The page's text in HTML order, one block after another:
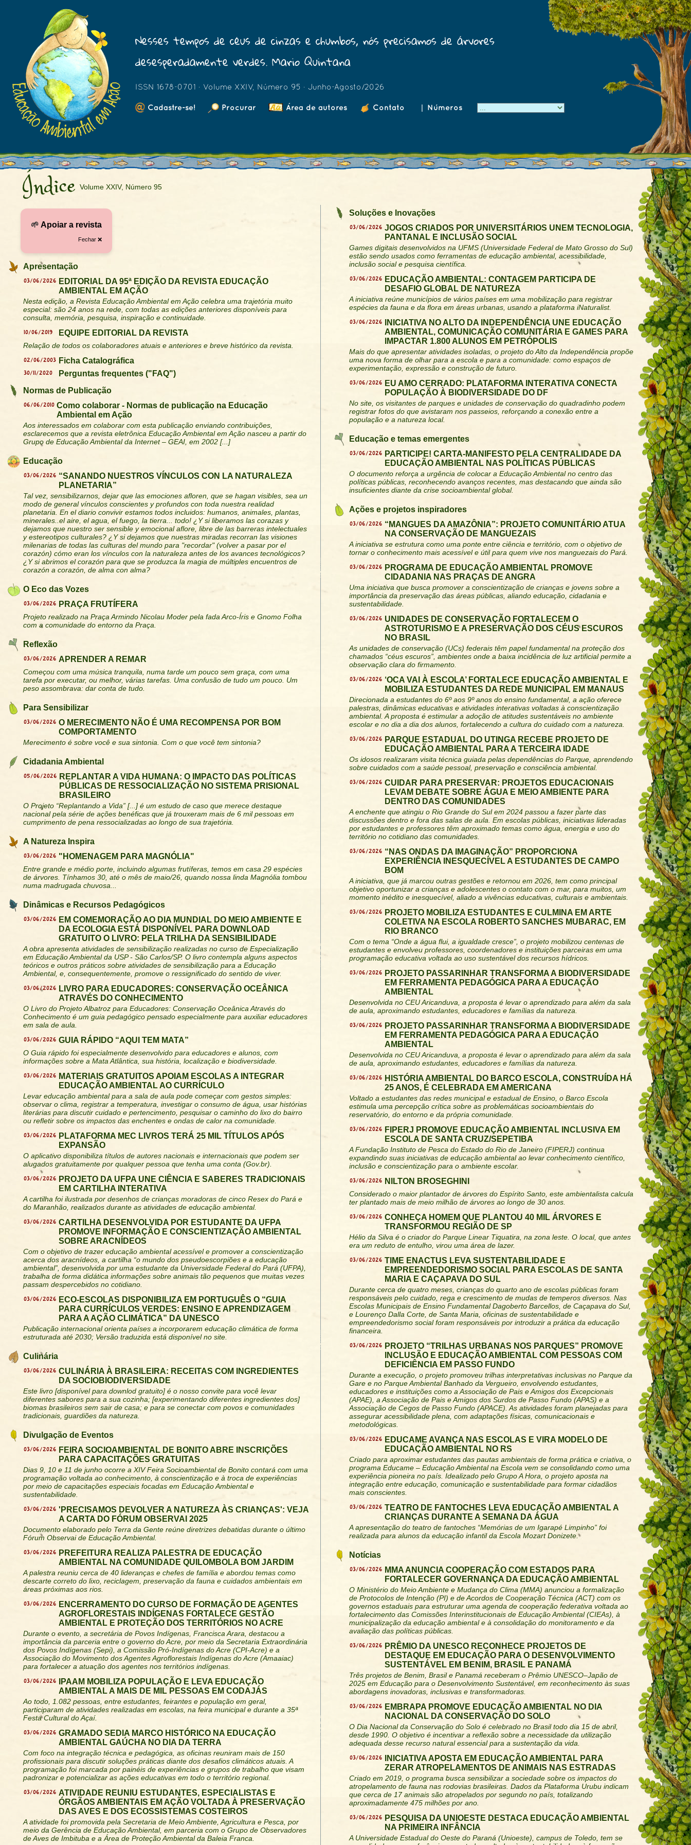
Nesses tempos de céus de cinzas e chumbos, nós precisamos de árvores
desesperadamente verdes. Mario Quintana
ISSN 1678-0701 · Volume XXIV, Número 95 · Junho-Agosto/2026
Cadastre-se! Procurar Área de autores Contato | Números
Índice Volume XXIV, Número 95
🌱 Apoiar a revista
Fechar ❌
Apresentação
03/06/2026 EDITORIAL DA 95ª EDIÇÃO DA REVISTA EDUCAÇÃO
AMBIENTAL EM AÇÃO
Nesta edição, a Revista Educação Ambiental em Ação celebra uma trajetória muito
especial: são 24 anos na rede, com todas as edições anteriores disponíveis para
consulta, memória, pesquisa, inspiração e continuidade.
10/06/2019 EQUIPE EDITORIAL DA REVISTA
Relação de todos os colaboradores atuais e anteriores e breve histórico da revista.
02/06/2003 Ficha Catalográfica
30/11/2020
Perguntas frequentes ("FAQ")
Normas de Publicação
06/06/2010 Como colaborar - Normas de publicação na Educação
Ambiental em Ação
Aos interessados em colaborar com esta publicação enviando contribuições,
esclarecemos que a revista eletrônica Educação Ambiental em Ação nasceu a partir do
Grupo de Educação Ambiental da Internet – GEAI, em 2002 [...]
Educação
03/06/2026 “SANANDO NUESTROS VÍNCULOS CON LA NATURALEZA
PLANETARIA”
Tal vez, sensibilizarnos, dejar que las emociones afloren, que se hagan visibles, sea un
modo de general vínculos conscientes y profundos con toda nuestra realidad
planetaria. En el diario convivir estamos todos incluidos: humanos, animales, plantas,
minerales..el aire, el agua, el fuego, la tierra... todo! ¿Y si liberamos las corazas y
dejamos que nuestro ser sensible y emocional aflore, libre de las barreras intelectuales
y estereotipos culturales? ¿Y si dejamos que nuestras miradas recorran las visiones
milenarias de todas las culturas del mundo para "recordar" (volver a pasar por el
corazón) cómo eran los vínculos con la naturaleza antes de los avances tecnológicos?
¿Y si abrimos el corazón para que se produzca la magia de múltiples encuentros de
corazón a corazón, de alma con alma?
O Eco das Vozes
03/06/2026 PRAÇA FRUTÍFERA
Projeto realizado na Praça Armindo Nicolau Moder pela fada Arco-Íris e Gnomo Folha
com a comunidade do entorno da Praça.
Reflexão
03/06/2026 APRENDER A REMAR
Começou com uma música tranquila, numa tarde um pouco sem graça, com uma
tarefa por executar, ou melhor, várias tarefas. Uma confusão de tudo um pouco. Um
peso assombrava: dar conta de tudo.
Para Sensibilizar
03/06/2026 O MERECIMENTO NÃO É UMA RECOMPENSA POR BOM
COMPORTAMENTO
Merecimento é sobre você e sua sintonia. Com o que você tem sintonia?
Cidadania Ambiental
05/06/2026 REPLANTAR A VIDA HUMANA: O IMPACTO DAS POLÍTICAS
PÚBLICAS DE RESSOCIALIZAÇÃO NO SISTEMA PRISIONAL
BRASILEIRO
O Projeto “Replantando a Vida” [...] é um estudo de caso que merece destaque
nacional pela série de ações benéficas que já trouxeram mais de 6 mil pessoas em
cumprimento de pena ressocializadas ao longo de sua trajetória.
A Natureza Inspira
03/06/2026 "HOMENAGEM PARA MAGNÓLIA"
Entre grande e médio porte, incluindo algumas frutíferas, temos em casa 29 espécies
de árvores. Tínhamos 30, até o mês de maio/26, quando nossa linda Magnólia tombou
numa madrugada chuvosa...
Dinâmicas e Recursos Pedagógicos
03/06/2026 EM COMEMORAÇÃO AO DIA MUNDIAL DO MEIO AMBIENTE E
DA ECOLOGIA ESTÁ DISPONÍVEL PARA DOWNLOAD
GRATUITO O LIVRO: PELA TRILHA DA SENSIBILIDADE
A obra apresenta atividades de sensibilização realizadas no curso de Especialização
em Educação Ambiental da USP - São Carlos/SP. O livro contempla alguns aspectos
teóricos e outros práticos sobre atividades de sensibilização para a Educação
Ambiental, e, consequentemente, promove o ressignificado do sentido de viver.
03/06/2026 LIVRO PARA EDUCADORES: CONSERVAÇÃO OCEÂNICA
ATRAVÉS DO CONHECIMENTO
O Livro do Projeto Albatroz para Educadores: Conservação Oceânica Através do
Conhecimento é um guia pedagógico pensado especialmente para auxiliar educadores
em sala de aula.
03/06/2026 GUIA RÁPIDO “AQUI TEM MATA”
O Guia rápido foi especialmente desenvolvido para educadores e alunos, com
informações sobre a Mata Atlântica, sua história, localização e biodiversidade.
03/06/2026 MATERIAIS GRATUITOS APOIAM ESCOLAS A INTEGRAR
EDUCAÇÃO AMBIENTAL AO CURRÍCULO
Levar educação ambiental para a sala de aula pode começar com gestos simples:
observar o clima, registrar a temperatura, investigar o consumo de água, usar histórias
literárias para discutir cuidado e pertencimento, pesquisar o caminho do lixo do bairro
ou refletir sobre os impactos das enchentes e ondas de calor na comunidade.
03/06/2026 PLATAFORMA MEC LIVROS TERÁ 25 MIL TÍTULOS APÓS
EXPANSÃO
O aplicativo disponibiliza títulos de autores nacionais e internacionais que podem ser
alugados gratuitamente por qualquer pessoa que tenha uma conta (Gov.br).
03/06/2026 PROJETO DA UFPA UNE CIÊNCIA E SABERES TRADICIONAIS
EM CARTILHA INTERATIVA
A cartilha foi ilustrada por desenhos de crianças moradoras de cinco Resex do Pará e
do Maranhão, realizados durante as atividades de educação ambiental.
03/06/2026 CARTILHA DESENVOLVIDA POR ESTUDANTE DA UFPA
PROMOVE INFORMAÇÃO E CONSCIENTIZAÇÃO AMBIENTAL
SOBRE ARACNÍDEOS
Com o objetivo de trazer educação ambiental acessível e promover a conscientização
acerca dos aracnídeos, a cartilha “o mundo dos pseudoescorpiões e a educação
ambiental”, desenvolvida por uma estudante da Universidade Federal do Pará (UFPA),
trabalha de forma didática informações sobre animais tão pequenos que muitas vezes
passam despercebidos no cotidiano.
03/06/2026 ECO-ESCOLAS DISPONIBILIZA EM PORTUGUÊS O “GUIA
PARA CURRÍCULOS VERDES: ENSINO E APRENDIZAGEM
PARA A AÇÃO CLIMÁTICA” DA UNESCO
Publicação internacional orienta países a incorporarem educação climática de forma
estruturada até 2030; Versão traduzida está disponível no site.
Culinária
03/06/2026 CULINÁRIA À BRASILEIRA: RECEITAS COM INGREDIENTES
DA SOCIOBIODIVERSIDADE
Este livro [disponível para downlod gratuito] é o nosso convite para você levar
diferentes sabores para a sua cozinha; [experimentando diferentes ingredientes dos]
biomas brasileiros sem sair de casa; e para se conectar com povos e comunidades
tradicionais, guardiões da natureza.
Divulgação de Eventos
03/06/2026 FEIRA SOCIOAMBIENTAL DE BONITO ABRE INSCRIÇÕES
PARA CAPACITAÇÕES GRATUITAS
Dias 9, 10 e 11 de junho ocorre a XIV Feira Socioambiental de Bonito contará com uma
programação voltada ao conhecimento, à conscientização e à troca de experiências
por meio de capacitações especiais focadas em Educação Ambiental e
sustentabilidade.
03/06/2026 'PRECISAMOS DEVOLVER A NATUREZA ÀS CRIANÇAS': VEJA
A CARTA DO FÓRUM OBSERVAI 2025
Documento elaborado pelo Terra da Gente reúne diretrizes debatidas durante o último
Fórum Observai de Educação Ambiental.
03/06/2026 PREFEITURA REALIZA PALESTRA DE EDUCAÇÃO
AMBIENTAL NA COMUNIDADE QUILOMBOLA BOM JARDIM
A palestra reuniu cerca de 40 lideranças e chefes de família e abordou temas como
descarte correto do lixo, reciclagem, preservação da fauna e cuidados ambientais em
áreas próximas aos rios.
03/06/2026 ENCERRAMENTO DO CURSO DE FORMAÇÃO DE AGENTES
AGROFLORESTAIS INDÍGENAS FORTALECE GESTÃO
AMBIENTAL E PROTEÇÃO DOS TERRITÓRIOS NO ACRE
Durante o evento, a secretária de Povos Indígenas, Francisca Arara, destacou a
importância da parceria entre o governo do Acre, por meio da Secretaria Extraordinária
dos Povos Indígenas (Sepi), a Comissão Pró-Indígenas do Acre (CPI-Acre) e a
Associação do Movimento dos Agentes Agroflorestais Indígenas do Acre (Amaaiac)
para fortalecer a atuação dos agentes nos territórios indígenas.
03/06/2026
IPAAM MOBILIZA POPULAÇÃO E LEVA EDUCAÇÃO
AMBIENTAL A MAIS DE MIL PESSOAS EM CODAJÁS
Ao todo, 1.082 pessoas, entre estudantes, feirantes e população em geral,
participaram de atividades realizadas em escolas, na feira municipal e durante a 35ª
Festa Cultural do Açaí.
03/06/2026 GRAMADO SEDIA MARCO HISTÓRICO NA EDUCAÇÃO
AMBIENTAL GAÚCHA NO DIA DA TERRA
Com foco na integração técnica e pedagógica, as oficinas reuniram mais de 150
profissionais para discutir soluções práticas diante dos desafios climáticos atuais. A
programação foi marcada por painéis de experiências e grupos de trabalho que visam
padronizar e potencializar as ações educativas em todo o território regional.
03/06/2026 ATIVIDADE REUNIU ESTUDANTES, ESPECIALISTAS E
ÓRGÃOS AMBIENTAIS EM AÇÃO VOLTADA À PRESERVAÇÃO
DAS AVES E DOS ECOSSISTEMAS COSTEIROS
A atividade foi promovida pela Secretaria de Meio Ambiente, Agricultura e Pesca, por
meio da Gerência de Educação Ambiental, em parceria com o Grupo de Observadores
de Aves de Imbituba e a Área de Proteção Ambiental da Baleia Franca.
Soluções e Inovações
03/06/2026 JOGOS CRIADOS POR UNIVERSITÁRIOS UNEM TECNOLOGIA,
PANTANAL E INCLUSÃO SOCIAL
Games digitais desenvolvidos na UFMS (Universidade Federal de Mato Grosso do Sul)
estão sendo usados como ferramentas de educação ambiental, acessibilidade,
inclusão social e pesquisa científica.
03/06/2026 EDUCAÇÃO AMBIENTAL: CONTAGEM PARTICIPA DE
DESAFIO GLOBAL DE NATUREZA
A iniciativa reúne municípios de vários países em uma mobilização para registrar
espécies da fauna e da flora em áreas urbanas, usando a plataforma iNaturalist.
03/06/2026
INICIATIVA NO ALTO DA INDEPENDÊNCIA UNE EDUCAÇÃO
AMBIENTAL, COMUNICAÇÃO COMUNITÁRIA E GAMES PARA
IMPACTAR 1.800 ALUNOS EM PETRÓPOLIS
Mais do que apresentar atividades isoladas, o projeto do Alto da Independência propõe
uma nova forma de olhar para a escola e para a comunidade: como espaços de
experimentação, expressão e construção de futuro.
03/06/2026 EU AMO CERRADO: PLATAFORMA INTERATIVA CONECTA
POPULAÇÃO À BIODIVERSIDADE DO DF
No site, os visitantes de parques e unidades de conservação do quadradinho podem
registrar fotos do que avistaram nos passeios, reforçando a conexão entre a
população e a natureza local.
Educação e temas emergentes
03/06/2026 PARTICIPE! CARTA-MANIFESTO PELA CENTRALIDADE DA
EDUCAÇÃO AMBIENTAL NAS POLÍTICAS PÚBLICAS
O documento reforça a urgência de colocar a Educação Ambiental no centro das
políticas públicas, reconhecendo avanços recentes, mas destacando que ainda são
insuficientes diante da crise socioambiental global.
Ações e projetos inspiradores
03/06/2026 “MANGUES DA AMAZÔNIA”: PROJETO COMUNITÁRIO ATUA
NA CONSERVAÇÃO DE MANGUEZAIS
A iniciativa se estrutura como uma ponte entre ciência e território, com o objetivo de
tornar o conhecimento mais acessível e útil para quem vive nos manguezais do Pará.
03/06/2026 PROGRAMA DE EDUCAÇÃO AMBIENTAL PROMOVE
CIDADANIA NAS PRAÇAS DE ANGRA
Uma iniciativa que busca promover a conscientização de crianças e jovens sobre a
importância da preservação das áreas públicas, aliando educação, cidadania e
sustentabilidade.
03/06/2026 UNIDADES DE CONSERVAÇÃO FORTALECEM O
ASTROTURISMO E A PRESERVAÇÃO DOS CÉUS ESCUROS
NO BRASIL
As unidades de conservação (UCs) federais têm papel fundamental na proteção dos
chamados “céus escuros”, ambientes onde a baixa incidência de luz artificial permite a
observação clara do firmamento.
03/06/2026 ‘OCA VAI À ESCOLA’ FORTALECE EDUCAÇÃO AMBIENTAL E
MOBILIZA ESTUDANTES DA REDE MUNICIPAL EM MANAUS
Direcionada a estudantes do 6º aos 9º anos do ensino fundamental, a ação oferece
palestras, dinâmicas educativas e atividades interativas voltadas à conscientização
ambiental. A proposta é estimular a adoção de atitudes sustentáveis no ambiente
escolar e no dia a dia dos alunos, fortalecendo a cultura do cuidado com a natureza.
03/06/2026 PARQUE ESTADUAL DO UTINGA RECEBE PROJETO DE
EDUCAÇÃO AMBIENTAL PARA A TERCEIRA IDADE
Os idosos realizaram visita técnica guiada pelas dependências do Parque, aprendendo
sobre cuidados com a saúde pessoal, preservação e consciência ambiental.
03/06/2026 CUIDAR PARA PRESERVAR: PROJETOS EDUCACIONAIS
LEVAM DEBATE SOBRE ÁGUA E MEIO AMBIENTE PARA
DENTRO DAS COMUNIDADES
A enchente que atingiu o Rio Grande do Sul em 2024 passou a fazer parte das
discussões dentro e fora das salas de aula. Em escolas públicas, iniciativas lideradas
por estudantes e professores têm aproximado temas como água, energia e uso do
território no cotidiano das comunidades.
03/06/2026 “NAS ONDAS DA IMAGINAÇÃO” PROPORCIONA
EXPERIÊNCIA INESQUECÍVEL A ESTUDANTES DE CAMPO
BOM
A iniciativa, que já marcou outras gestões e retornou em 2026, tem como principal
objetivo oportunizar a crianças e adolescentes o contato com o mar, para muitos, um
momento inédito e inesquecível, aliado a vivências educativas, culturais e ambientais.
03/06/2026 PROJETO MOBILIZA ESTUDANTES E CULMINA EM ARTE
COLETIVA NA ESCOLA ROBERTO SANCHES MUBARAC, EM
RIO BRANCO
Com o tema “Onde a água flui, a igualdade cresce”, o projeto mobilizou centenas de
estudantes e envolveu professores, coordenadores e instituições parceiras em uma
programação educativa voltada ao uso sustentável dos recursos hídricos.
03/06/2026 PROJETO PASSARINHAR TRANSFORMA A BIODIVERSIDADE
EM FERRAMENTA PEDAGÓGICA PARA A EDUCAÇÃO
AMBIENTAL
Desenvolvida no CEU Aricanduva, a proposta é levar o aprendizado para além da sala
de aula, aproximando estudantes, educadores e famílias da natureza.
03/06/2026 PROJETO PASSARINHAR TRANSFORMA A BIODIVERSIDADE
EM FERRAMENTA PEDAGÓGICA PARA A EDUCAÇÃO
AMBIENTAL
Desenvolvida no CEU Aricanduva, a proposta é levar o aprendizado para além da sala
de aula, aproximando estudantes, educadores e famílias da natureza.
03/06/2026 HISTÓRIA AMBIENTAL DO BARCO ESCOLA, CONSTRUÍDA HÁ
25 ANOS, É CELEBRADA EM AMERICANA
Voltado a estudantes das redes municipal e estadual de Ensino, o Barco Escola
estimula uma percepção crítica sobre as problemáticas socioambientais do
reservatório, do entorno e da própria comunidade.
03/06/2026 FIPERJ PROMOVE EDUCAÇÃO AMBIENTAL INCLUSIVA EM
ESCOLA DE SANTA CRUZ/SEPETIBA
A Fundação Instituto de Pesca do Estado do Rio de Janeiro (FIPERJ) continua
expandindo suas iniciativas de educação ambiental ao levar conhecimento científico,
inclusão e conscientização para o ambiente escolar.
03/06/2026 NILTON BROSEGHINI
Considerado o maior plantador de árvores do Espírito Santo, este ambientalista calcula
ter plantado mais de meio milhão de árvores ao longo de 30 anos.
03/06/2026 CONHEÇA HOMEM QUE PLANTOU 40 MIL ÁRVORES E
TRANSFORMOU REGIÃO DE SP
Hélio da Silva é o criador do Parque Linear Tiquatira, na zona leste. O local, que antes
era um reduto de entulho, virou uma área de lazer.
03/06/2026 TIME ENACTUS LEVA SUSTENTABILIDADE E
EMPREENDEDORISMO SOCIAL PARA ESCOLAS DE SANTA
MARIA E CAÇAPAVA DO SUL
Durante cerca de quatro meses, crianças do quarto ano de escolas públicas foram
responsáveis pelo cuidado, rega e crescimento de mudas de temperos diversos. Nas
Escolas Municipais de Ensino Fundamental Dagoberto Barcellos, de Caçapava do Sul,
e Lourenço Dalla Corte, de Santa Maria, oficinas de sustentabilidade e
empreendedorismo social foram responsáveis por introduzir a prática da educação
financeira.
03/06/2026 PROJETO “TRILHAS URBANAS NOS PARQUES” PROMOVE
INCLUSÃO E EDUCAÇÃO AMBIENTAL COM PESSOAS COM
DEFICIÊNCIA EM PASSO FUNDO
Durante a execução, o projeto promoveu trilhas interpretativas inclusivas no Parque da
Gare e no Parque Ambiental Banhado da Vergueiro, envolvendo estudantes,
educadores e instituições como a Associação de Pais e Amigos dos Excepcionais
(APAE), a Associação de Pais e Amigos dos Surdos de Passo Fundo (APAS) e a
Associação de Cegos de Passo Fundo (APACE). As atividades foram planejadas para
assegurar acessibilidade plena, com adaptações físicas, comunicacionais e
metodológicas.
03/06/2026 EDUCAME AVANÇA NAS ESCOLAS E VIRA MODELO DE
EDUCAÇÃO AMBIENTAL NO RS
Criado para aproximar estudantes das pautas ambientais de forma prática e criativa, o
programa Educame – Educação Ambiental na Escola vem se consolidando como uma
experiência pioneira no país. Idealizado pelo Grupo A Hora, o projeto aposta na
integração entre educação, comunicação e sustentabilidade para formar cidadãos
mais conscientes.
03/06/2026 TEATRO DE FANTOCHES LEVA EDUCAÇÃO AMBIENTAL A
CRIANÇAS DURANTE A SEMANA DA ÁGUA
A apresentação do teatro de fantoches “Memórias de um Igarapé Limpinho” foi
realizada para alunos da educação infantil da Escola Mozart Donizete.
Notícias
03/06/2026 MMA ANUNCIA COOPERAÇÃO COM ESTADOS PARA
FORTALECER GOVERNANÇA DA EDUCAÇÃO AMBIENTAL
O Ministério do Meio Ambiente e Mudança do Clima (MMA) anunciou a formalização
de Protocolos de Intenção (PI) e de Acordos de Cooperação Técnica (ACT) com os
governos estaduais para estruturar uma agenda de cooperação federativa voltada ao
fortalecimento das Comissões Interinstitucionais de Educação Ambiental (CIEAs), à
municipalização da educação ambiental e à consolidação do monitoramento e da
avaliação das políticas públicas.
03/06/2026 PRÊMIO DA UNESCO RECONHECE PROJETOS DE
DESTAQUE EM EDUCAÇÃO PARA O DESENVOLVIMENTO
SUSTENTÁVEL EM BENIM, BRASIL E PANAMÁ
Três projetos de Benim, Brasil e Panamá receberam o Prêmio UNESCO–Japão de
2025 em Educação para o Desenvolvimento Sustentável, em reconhecimento às suas
abordagens inovadoras, inclusivas e transformadoras.
03/06/2026 EMBRAPA PROMOVE EDUCAÇÃO AMBIENTAL NO DIA
NACIONAL DA CONSERVAÇÃO DO SOLO
O Dia Nacional da Conservação do Solo é celebrado no Brasil todo dia 15 de abril,
desde 1990. O objetivo é incentivar a reflexão sobre a necessidade da utilização
adequada desse recurso natural essencial para a sustentação da vida.
03/06/2026
INICIATIVA APOSTA EM EDUCAÇÃO AMBIENTAL PARA
ZERAR ATROPELAMENTOS DE ANIMAIS NAS ESTRADAS
Criado em 2019, o programa busca sensibilizar a sociedade sobre os impactos do
atropelamento de fauna nas rodovias brasileiras. Dados da Plataforma Urubu indicam
que cerca de 17 animais são atropelados por segundo no país, totalizando
aproximadamente 475 milhões por ano.
03/06/2026 PESQUISA DA UNIOESTE DESTACA EDUCAÇÃO AMBIENTAL
NA PRIMEIRA INFÂNCIA
A Universidade Estadual do Oeste do Paraná (Unioeste), campus de Toledo, tem se